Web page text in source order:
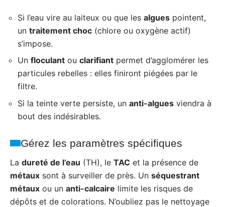
Si l’eau vire au laiteux ou que les algues pointent,
un traitement choc (chlore ou oxygène actif)
s’impose.
Un floculant ou clarifiant permet d’agglomérer les
particules rebelles : elles finiront piégées par le
filtre.
Si la teinte verte persiste, un anti-algues viendra à
bout des indésirables.
Gérez les paramètres spécifiques
La dureté de l’eau (TH), le TAC et la présence de
métaux sont à surveiller de près. Un séquestrant
métaux ou un anti-calcaire limite les risques de
dépôts et de colorations. N’oubliez pas le nettoyage